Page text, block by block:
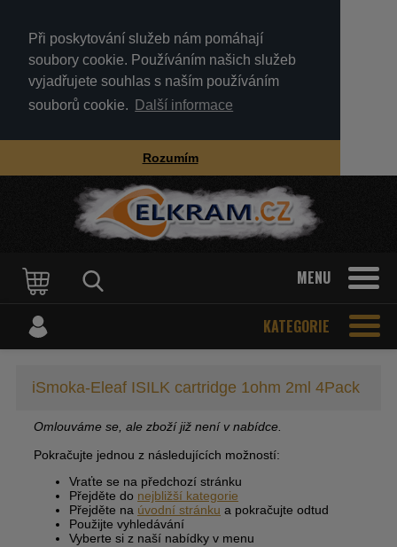
Při poskytování služeb nám pomáhají
soubory cookie. Používáním našich služeb
vyjadřujete souhlas s naším používáním
souborů cookie.
Další informace
Rozumím
MENU
KATEGORIE
iSmoka-Eleaf ISILK cartridge 1ohm 2ml 4Pack
Omlouváme se, ale zboží již není v nabídce.
Pokračujte jednou z následujících možností:
Vraťte se na předchozí stránku
Přejděte do nejbližší kategorie
Přejděte na úvodní stránku a pokračujte odtud
Použijte vyhledávání
Vyberte si z naší nabídky v menu